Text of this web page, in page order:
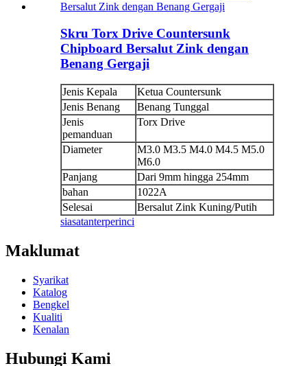
Skru Torx Drive Countersunk
Chipboard Bersalut Zink dengan
Benang Gergaji
Jenis Kepala
Ketua Countersunk
Jenis Benang
Benang Tunggal
Jenis
pemanduan
Torx Drive
Diameter
M3.0 M3.5 M4.0 M4.5 M5.0
M6.0
Panjang
Dari 9mm hingga 254mm
bahan
1022A
Selesai
Bersalut Zink Kuning/Putih
siasatanterperinci
Maklumat
Syarikat
Katalog
Bengkel
Kualiti
Kenalan
Hubungi Kami